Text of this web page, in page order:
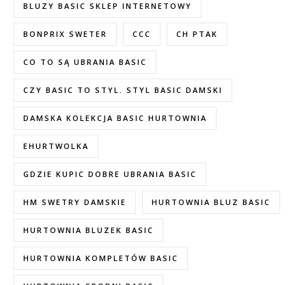
BLUZY BASIC SKLEP INTERNETOWY
BONPRIX SWETER CCC CH PTAK
CO TO SĄ UBRANIA BASIC
CZY BASIC TO STYL. STYL BASIC DAMSKI
DAMSKA KOLEKCJA BASIC HURTOWNIA
EHURTWOLKA
GDZIE KUPIC DOBRE UBRANIA BASIC
HM SWETRY DAMSKIE HURTOWNIA BLUZ BASIC
HURTOWNIA BLUZEK BASIC
HURTOWNIA KOMPLETÓW BASIC